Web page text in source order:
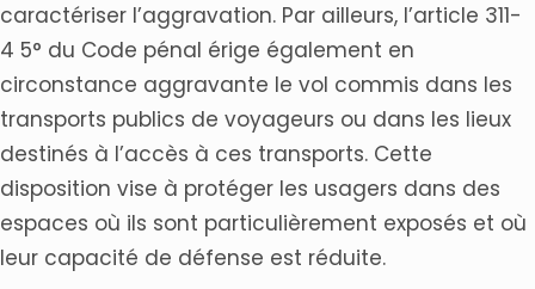
caractériser l’aggravation. Par ailleurs, l’article 311-
4 5° du Code pénal érige également en
circonstance aggravante le vol commis dans les
transports publics de voyageurs ou dans les lieux
destinés à l’accès à ces transports. Cette
disposition vise à protéger les usagers dans des
espaces où ils sont particulièrement exposés et où
leur capacité de défense est réduite.